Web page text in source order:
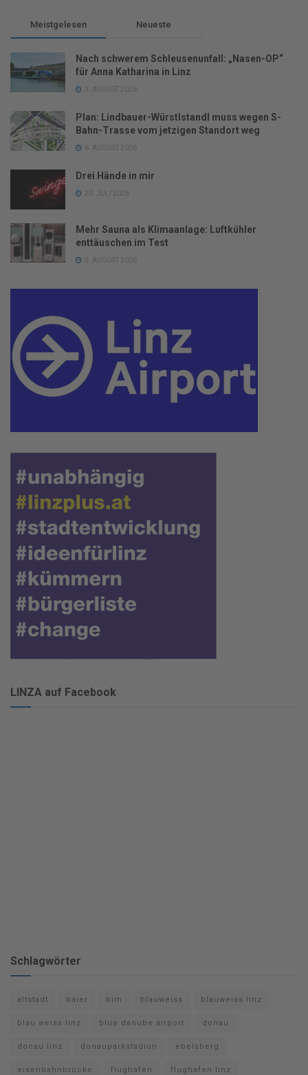
Meistgelesen Neueste
Nach schwerem Schleusenunfall: „Nasen-OP“
für Anna Katharina in Linz
3. AUGUST 2026
Plan: Lindbauer-Würstlstandl muss wegen S-
Bahn-Trasse vom jetzigen Standort weg
6. AUGUST 2026
Drei Hände in mir
20. JULI 2026
Mehr Sauna als Klimaanlage: Luftkühler
enttäuschen im Test
5. AUGUST 2026
LINZA auf Facebook
Schlagwörter
altstadt baier bim blauweiss blauweiss linz
blau weiss linz blue danube airport donau
donau linz donauparkstadion ebelsberg
eisenbahnbrücke flughafen flughafen linz